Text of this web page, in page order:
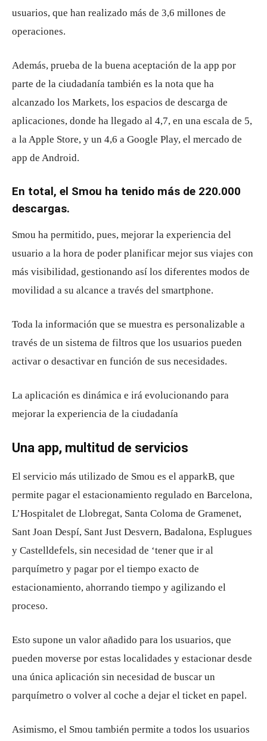
usuarios, que han realizado más de 3,6 millones de
operaciones.
Además, prueba de la buena aceptación de la app por
parte de la ciudadanía también es la nota que ha
alcanzado los Markets, los espacios de descarga de
aplicaciones, donde ha llegado al 4,7, en una escala de 5,
a la Apple Store, y un 4,6 a Google Play, el mercado de
app de Android.
En total, el Smou ha tenido más de 220.000
descargas.
Smou ha permitido, pues, mejorar la experiencia del
usuario a la hora de poder planificar mejor sus viajes con
más visibilidad, gestionando así los diferentes modos de
movilidad a su alcance a través del smartphone.
Toda la información que se muestra es personalizable a
través de un sistema de filtros que los usuarios pueden
activar o desactivar en función de sus necesidades.
La aplicación es dinámica e irá evolucionando para
mejorar la experiencia de la ciudadanía
Una app, multitud de servicios
El servicio más utilizado de Smou es el apparkB, que
permite pagar el estacionamiento regulado en Barcelona,
L’Hospitalet de Llobregat, Santa Coloma de Gramenet,
Sant Joan Despí, Sant Just Desvern, Badalona, Esplugues
y Castelldefels, sin necesidad de ‘tener que ir al
parquímetro y pagar por el tiempo exacto de
estacionamiento, ahorrando tiempo y agilizando el
proceso.
Esto supone un valor añadido para los usuarios, que
pueden moverse por estas localidades y estacionar desde
una única aplicación sin necesidad de buscar un
parquímetro o volver al coche a dejar el ticket en papel.
Asimismo, el Smou también permite a todos los usuarios